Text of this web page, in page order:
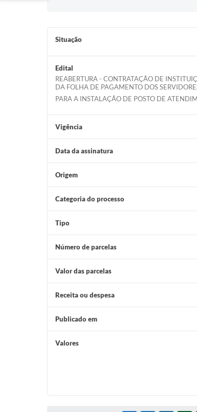
Situação
Edital
REABERTURA - CONTRATAÇÃO DE
DA FOLHA DE PAGAMENTO DOS
PARA A INSTALAÇÃO DE POSTO DE
Vigência
Data da assinatura
Origem
Categoria do processo
Tipo
Número de parcelas
Valor das parcelas
Receita ou despesa
Publicado em
Valores